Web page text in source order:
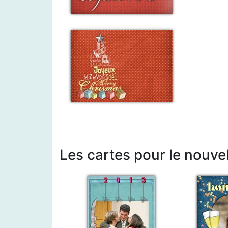
Les cartes pour le